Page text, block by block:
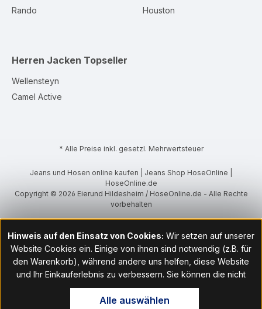
Rando Houston
Herren Jacken Topseller
Wellensteyn
Camel Active
* Alle Preise inkl. gesetzl. Mehrwertsteuer
Jeans und Hosen online kaufen | Jeans Shop HoseOnline |
HoseOnline.de
Copyright © 2026 Eierund Hildesheim / HoseOnline.de - Alle Rechte
vorbehalten
Hinweis auf den Einsatz von Cookies: Wir setzen auf unserer
Website Cookies ein. Einige von ihnen sind notwendig (z.B. für
den Warenkorb), während andere uns helfen, diese Website
und Ihr Einkauferlebnis zu verbessern. Sie können die nicht
notwendigen Cookies mit Klick auf „OK“ akzeptieren oder per
Klick auf "Nur technisch notwendige akzeptieren" ablehnen. Den
Alle auswählen